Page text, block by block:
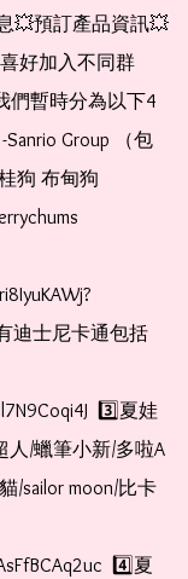
💥預訂產品資訊💥
好加入不同群
們暫時分為以下4
Group （包
狗 布甸狗
迪士尼卡通包括
3️⃣夏娃
人/蠟筆小新/多啦A
/sailor moon/比卡
4️⃣夏